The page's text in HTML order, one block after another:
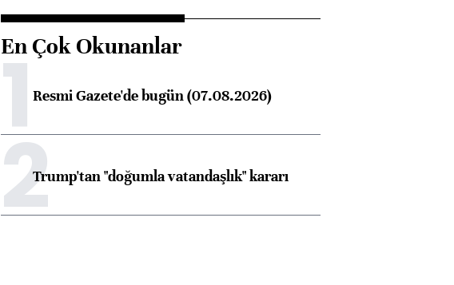
En Çok Okunanlar
1Resmi Gazete'de bugün (07.08.2026)
2Trump'tan "doğumla vatandaşlık" kararı